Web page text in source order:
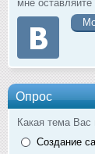
мне оставляйте
Опрос
Какая тема Вас
Создание